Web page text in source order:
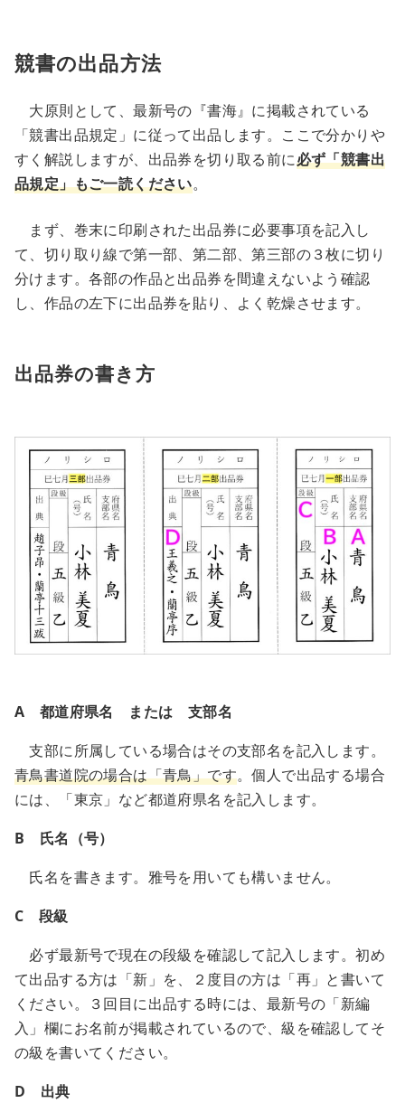
競書の出品方法
大原則として、最新号の『書海』に掲載されている
「競書出品規定」に従って出品します。ここで分かりや
すく解説しますが、出品券を切り取る前に必ず「競書出
品規定」もご一読ください。
まず、巻末に印刷された出品券に必要事項を記入し
て、切り取り線で第一部、第二部、第三部の３枚に切り
分けます。各部の作品と出品券を間違えないよう確認
し、作品の左下に出品券を貼り、よく乾燥させます。
出品券の書き方
A 都道府県名 または 支部名
支部に所属している場合はその支部名を記入します。
青鳥書道院の場合は「青鳥」です。個人で出品する場合
には、「東京」など都道府県名を記入します。
B 氏名（号）
氏名を書きます。雅号を用いても構いません。
C 段級
必ず最新号で現在の段級を確認して記入します。初め
て出品する方は「新」を、２度目の方は「再」と書いて
ください。３回目に出品する時には、最新号の「新編
入」欄にお名前が掲載されているので、級を確認してそ
の級を書いてください。
D 出典